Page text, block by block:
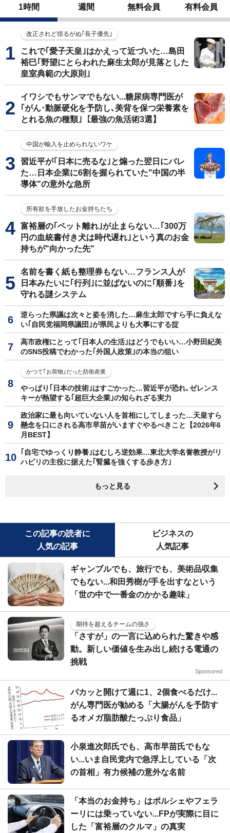
1時間 週間 無料会員 有料会員
改正されど揺るがぬ｢長子優先｣
これで｢愛子天皇｣はかえって近づいた…島田
裕巳｢野望にとらわれた麻生太郎が見落とした
皇室典範の大原則｣
イワシでもサンマでもない...糖尿病専門医が
｢がん･動脈硬化を予防し､美背を保つ栄養素を
とれる魚の種類｣【最強の魚活術3選】
中国が輸入を止められないワケ
習近平が｢日本に売るな｣と煽った翌日にバレ
た…日本企業に6割を握られていた"中国の半
導体"の意外な急所
所有欲を手放したお金持ちたち
富裕層の｢ペット離れ｣が止まらない…｢300万
円の血統書付き犬は時代遅れ｣という真のお金
持ちが"向かった先"
名前を書く紙も整理券もない…フランス人が
日本みたいに｢行列｣に並ばないのに｢順番｣を
守れる謎システム
逆らった県議は次々と姿を消した…麻生太郎ですら手に負えな
い｢自民党福岡県議団｣が県民よりも大事にする掟
高市政権にとって｢日本人の生活｣はどうでもいい…小野田紀美
のSNS投稿でわかった｢外国人政策｣の本当の狙い
かつて｢お荷物｣だった防衛産業
やっぱり｢日本の技術｣はすごかった…習近平が恐れ､ゼレンス
キーが熱望する｢超巨大企業｣の知られざる実力
政治家に最も向いていない人を首相にしてしまった…天皇すら
懸念を口にされる高市早苗がいますぐやるべきこと【2026年6
月BEST】
｢自宅でゆっくり静養｣はむしろ逆効果…東北大学名誉教授がリ
ハビリの主役に据えた｢腎臓を強くする歩き方｣
もっと見る
この記事の読者に
人気の記事
ビジネスの
人気記事
ギャンブルでも、旅行でも、美術品収集
でもない...和田秀樹が手を出すなという
「世の中で一番金のかかる趣味」
期待を超えるチームの強さ
「さすが」の一言に込められた驚きや感
動。新しい価値を生み出し続ける電通の
挑戦
Sponsored
パカッと開けて週に1、2個食べるだけ...
がん専門医が勧める「大腸がんを予防す
るオメガ脂肪酸たっぷり食品」
小泉進次郎氏でも、高市早苗氏でもな
い...いま自民党内で急浮上している「次
の首相」有力候補の意外な名前
「本当のお金持ち」はポルシェやフェラ
ーリには乗っていない...FPが実際に目に
した「富裕層のクルマ」の真実